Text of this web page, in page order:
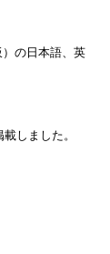
の日本語、英
しました。